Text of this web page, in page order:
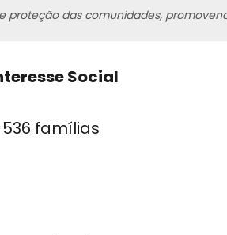
proteção das comunidades,
Social
famílias